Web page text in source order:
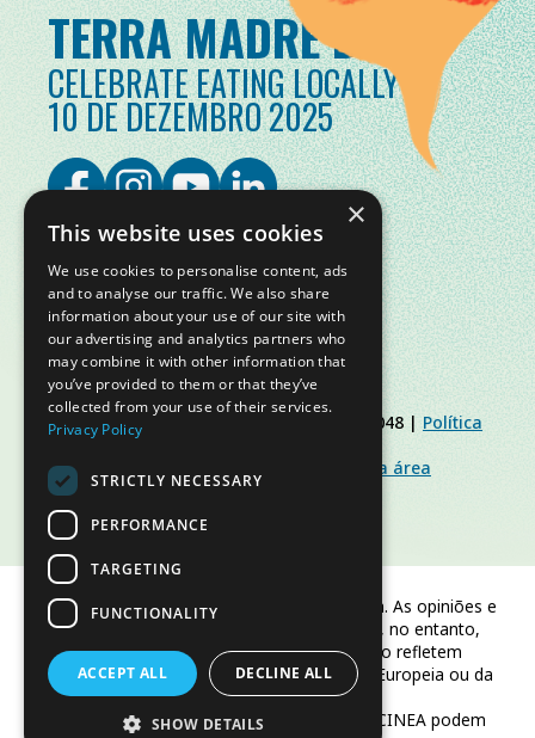
TERRA MADRE DAY
CELEBRATE EATING LOCALLY
10 DE DEZEMBRO 2025
© Slow Food Foundation | C.F. 91019770048 | Política
de Privacidade
Slow Food Foundation
Diretrizes para a área
restrita
Financiado pela União Europeia. As opiniões e
pontos de vista expressos são, no entanto,
apenas os do(s) autor(es) e não refletem
necessariamente os da União Europeia ou da
CINEA.
Nem a União Europeia nem a CINEA podem
×
This website uses cookies
We use cookies to personalise content, ads
and to analyse our traffic. We also share
information about your use of our site with
our advertising and analytics partners who
may combine it with other information that
you’ve provided to them or that they’ve
collected from your use of their services.
Privacy Policy
STRICTLY NECESSARY
PERFORMANCE
TARGETING
FUNCTIONALITY
ACCEPT ALL DECLINE ALL
SHOW DETAILS